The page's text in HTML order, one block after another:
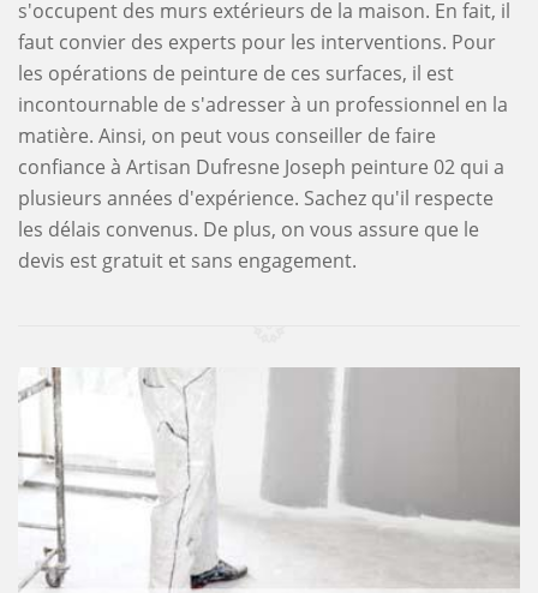
s'occupent des murs extérieurs de la maison. En fait, il
faut convier des experts pour les interventions. Pour
les opérations de peinture de ces surfaces, il est
incontournable de s'adresser à un professionnel en la
matière. Ainsi, on peut vous conseiller de faire
confiance à Artisan Dufresne Joseph peinture 02 qui a
plusieurs années d'expérience. Sachez qu'il respecte
les délais convenus. De plus, on vous assure que le
devis est gratuit et sans engagement.